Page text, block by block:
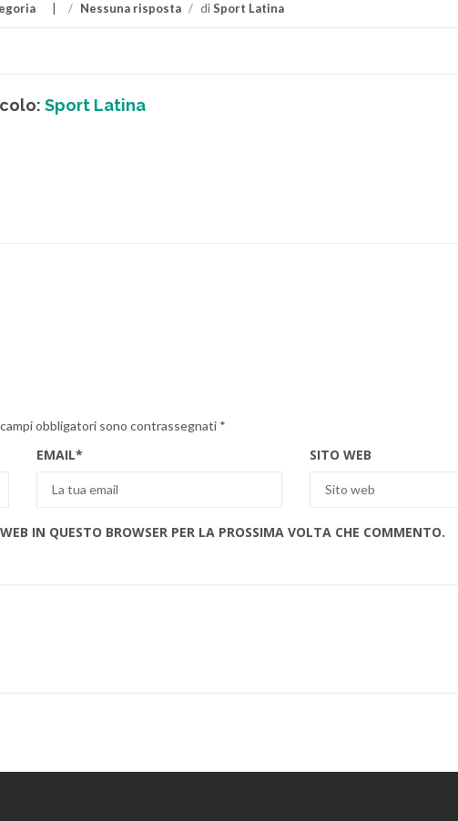
/ Nessuna risposta / diSport Latina
Sport Latina
obbligatori sono contrassegnati *
EMAIL* SITO WEB
IN QUESTO BROWSER PER LA PROSSIMA VOLTA CHE COMMENTO.